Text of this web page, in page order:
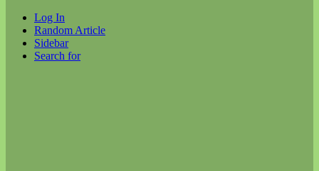
Log In
Random Article
Sidebar
Search for